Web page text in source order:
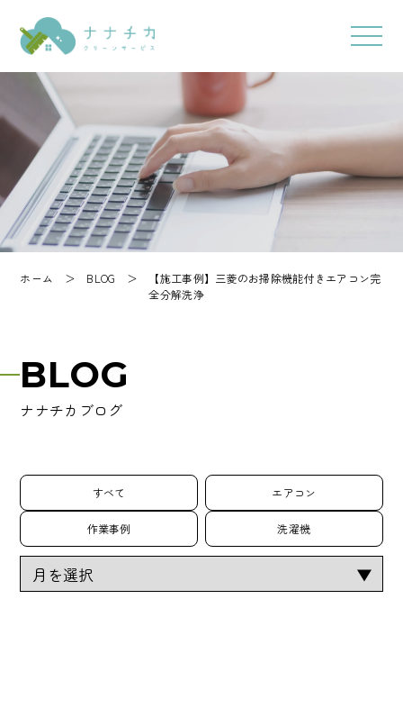
ホーム ＞ BLOG ＞
【施工事例】三菱のお掃除機能付きエアコン完
全分解洗浄
BLOG
ナナチカブログ
すべて エアコン
作業事例 洗濯機